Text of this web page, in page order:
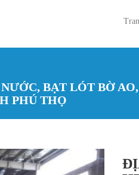
BẠT LÓT BỜ AO,
PHÚ THỌ